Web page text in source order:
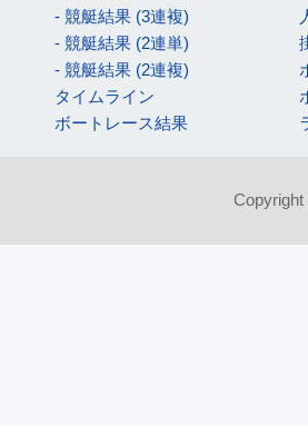
- 競艇結果 (3連複)
- 競艇結果 (2連単)
- 競艇結果 (2連複)
タイムライン
ボートレース結果